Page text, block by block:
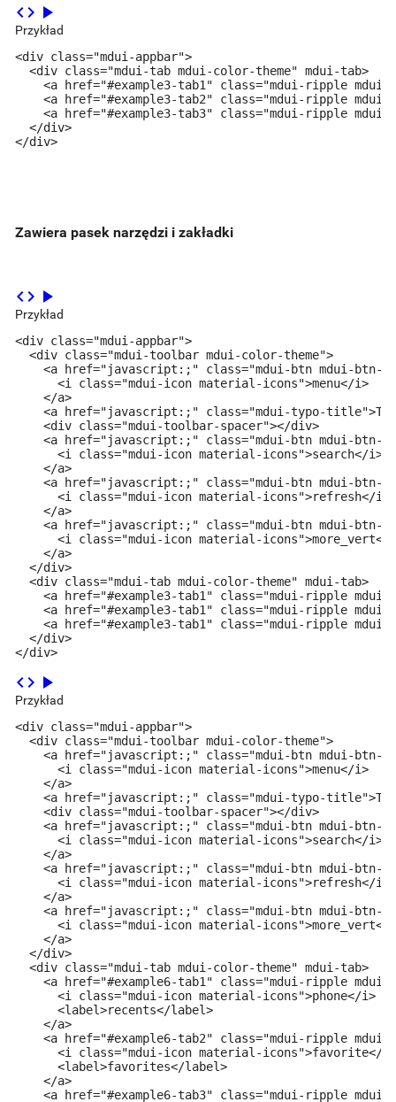
code play_arrow
Przykład
<div class="mdui-appbar">
  <div class="mdui-tab mdui-color-theme" mdui-tab>
<a href="#example3-tab1" class="mdui-ripple mdui-
<a href="#example3-tab2" class="mdui-ripple
<a href="#example3-tab3" class="mdui-ripple mdui-
  </div>
</div>
Zawiera pasek narzędzi i zakładki
code play_arrow
Przykład
<div class="mdui-appbar">
  <div class="mdui-toolbar mdui-color-theme">
<a href="javascript:;" class="mdui-btn mdui-btn-
      <i class="mdui-icon material-icons">menu</i>
    </a>
<a href="javascript:;" class="mdui-typo-
    <div class="mdui-toolbar-spacer"></div>
<a href="javascript:;" class="mdui-btn mdui-btn-
      <i class="mdui-icon material-icons">search</i>
    </a>
<a href="javascript:;" class="mdui-btn mdui-btn-
      <i class="mdui-icon material-icons">refresh</i>
    </a>
<a href="javascript:;" class="mdui-btn mdui-btn-
<i class="mdui-icon material-icons">more_vert</
    </a>
  </div>
  <div class="mdui-tab mdui-color-theme" mdui-tab>
<a href="#example3-tab1" class="mdui-ripple mdui-
<a href="#example3-tab1" class="mdui-ripple
<a href="#example3-tab1" class="mdui-ripple mdui-
  </div>
</div>
code play_arrow
Przykład
<div class="mdui-appbar">
  <div class="mdui-toolbar mdui-color-theme">
<a href="javascript:;" class="mdui-btn mdui-btn-
      <i class="mdui-icon material-icons">menu</i>
    </a>
<a href="javascript:;" class="mdui-typo-
    <div class="mdui-toolbar-spacer"></div>
<a href="javascript:;" class="mdui-btn mdui-btn-
      <i class="mdui-icon material-icons">search</i>
    </a>
<a href="javascript:;" class="mdui-btn mdui-btn-
      <i class="mdui-icon material-icons">refresh</i>
    </a>
<a href="javascript:;" class="mdui-btn mdui-btn-
<i class="mdui-icon material-icons">more_vert</
    </a>
  </div>
  <div class="mdui-tab mdui-color-theme" mdui-tab>
<a href="#example6-tab1" class="mdui-ripple mdui-
      <i class="mdui-icon material-icons">phone</i>
      <label>recents</label>
    </a>
<a href="#example6-tab2" class="mdui-ripple mdui-
      <i class="mdui-icon material-icons">favorite</i>
      <label>favorites</label>
    </a>
<a href="#example6-tab3" class="mdui-ripple mdui-